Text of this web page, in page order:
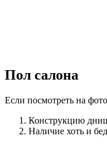
Пол салона
Если посмотреть на
Конструкцию
Наличие хоть и